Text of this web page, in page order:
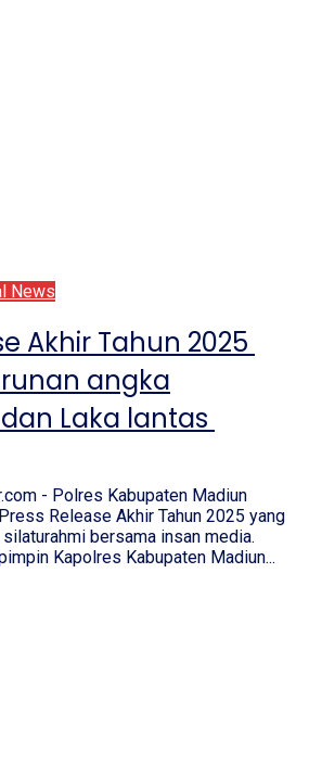
News
Akhir Tahun 2025
angka
Laka lantas
- Polres Kabupaten Madiun
Release Akhir Tahun 2025 yang
bersama insan media.
Kapolres Kabupaten Madiun...